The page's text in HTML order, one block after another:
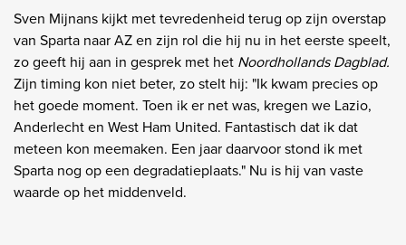
Sven Mijnans kijkt met tevredenheid terug op zijn overstap
van Sparta naar AZ en zijn rol die hij nu in het eerste speelt,
zo geeft hij aan in gesprek met het Noordhollands Dagblad.
Zijn timing kon niet beter, zo stelt hij: "Ik kwam precies op
het goede moment. Toen ik er net was, kregen we Lazio,
Anderlecht en West Ham United. Fantastisch dat ik dat
meteen kon meemaken. Een jaar daarvoor stond ik met
Sparta nog op een degradatieplaats." Nu is hij van vaste
waarde op het middenveld.